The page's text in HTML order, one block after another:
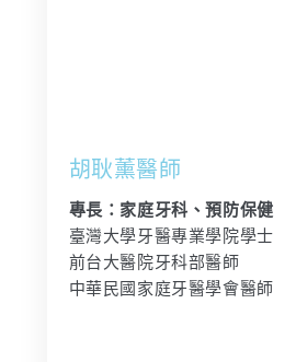
胡耿薰醫師
專長：家庭牙科、預防保健
臺灣大學牙醫專業學院學士
前台大醫院牙科部醫師
中華民國家庭牙醫學會醫師